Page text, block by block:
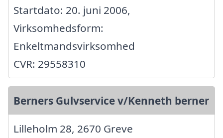
Startdato: 20. juni 2006,
Virksomhedsform:
Enkeltmandsvirksomhed
CVR: 29558310
Berners Gulvservice v/Kenneth berner
Lilleholm 28, 2670 Greve